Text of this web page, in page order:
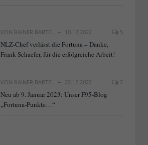
VON RAINER BARTEL 10.12.2022 5
NLZ-Chef verlässt die Fortuna – Danke,
Frank Schaefer, für die erfolgreiche Arbeit!
VON RAINER BARTEL 22.12.2022 2
Neu ab 9. Januar 2023: Unser F95-Blog
„Fortuna-Punkte…“